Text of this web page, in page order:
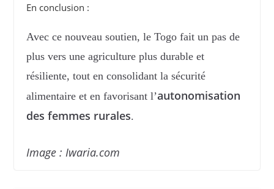
En conclusion :
Avec ce nouveau soutien, le Togo fait un pas de
plus vers une agriculture plus durable et
résiliente, tout en consolidant la sécurité
alimentaire et en favorisant l’autonomisation
des femmes rurales.
Image : Iwaria.com